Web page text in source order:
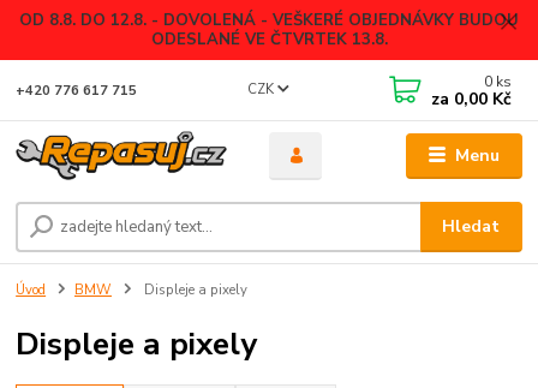
OD 8.8. DO 12.8. - DOVOLENÁ - VEŠKERÉ OBJEDNÁVKY BUDOU
ODESLANÉ VE ČTVRTEK 13.8.
Menu
CZK
Hledat
+420 776 617 715 0 ks
za 0,00 Kč
Úvod BMW Displeje a pixely
Displeje a pixely